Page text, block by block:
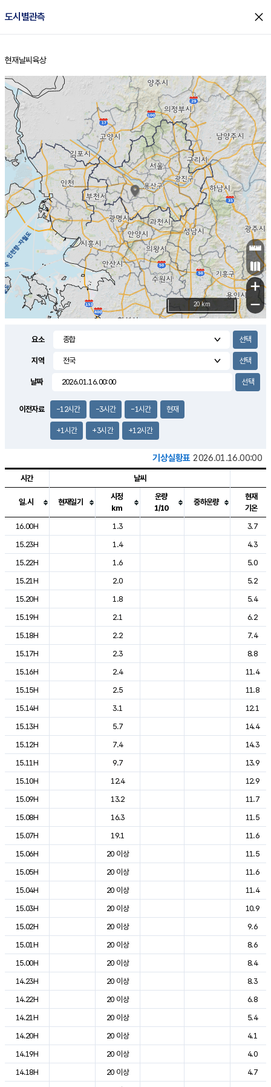
도시별관측 close
홈
현재날씨 육상
+
−
20 km
요소
지역
날짜
이전자료 -12시간 -3시간 -1시간 현재
+1시간 +3시간 +12시간
기상실황표 2026.01.16.00:00
도시별 기상실황표로 지점, 날씨, 기온, 강수, 바람, 기압등을 안내한 표입
시간 날씨
일.시 현재일기
시정
km
운량
1/10
중하운량
현재
기온
16.00H
1.3
3.7
15.23H
1.4
4.3
15.22H
1.6
5.0
15.21H
2.0
5.2
15.20H
1.8
5.4
15.19H
2.1
6.2
15.18H
2.2
7.4
15.17H
2.3
8.8
15.16H
2.4
11.4
15.15H
2.5
11.8
15.14H
3.1
12.1
15.13H
5.7
14.4
15.12H
7.4
14.3
15.11H
9.7
13.9
15.10H
12.4
12.9
15.09H
13.2
11.7
15.08H
16.3
11.5
15.07H
19.1
11.6
15.06H
20 이상
11.5
15.05H
20 이상
11.6
15.04H
20 이상
11.4
15.03H
20 이상
10.9
15.02H
20 이상
9.6
15.01H
20 이상
8.6
15.00H
20 이상
8.4
14.23H
20 이상
8.3
14.22H
20 이상
6.8
14.21H
20 이상
5.4
14.20H
20 이상
4.1
14.19H
20 이상
4.0
14.18H
20 이상
4.7